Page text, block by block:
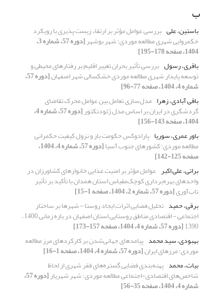
ب
باستین، علی بررسی عوامل مؤثر بر ارتقاء زیست پذیری با رویکرد
حکمروایی شهری مطالعه موردی: شهر بوشهر [دوره 57، شماره 3،
1404، صفحه 178-195]
باقری، رسول بررسی تأثیر بحران تغییر اقلیم بر رفتارهای محیطی و
توسعه پایدار شهری مطالعه موردی خشکسالی شهر اصفهان [دوره 57،
شماره 4، 1404، صفحه 77-96]
باقی آبادی، زهرا مدل‌سازی تعامل بین عوامل محرک تقاضای
گردشگری در ایران بر اساس مدل ژئودتکتور [دوره 57، شماره 4،
1404، صفحه 143-156]
باور عمری، سوریا پارادوکس حکومت باز و نزول کیفیت حکمرانی
مطالعه موردی: کشورهای جنوب آسیا [دوره 57، شماره 4، 1404،
صفحه 125-142]
براتی، علی اکبر عوامل مؤثر بر امنیت غذایی خانوارهای کشاورزان در
واحدهای بهره‌برداری کوچک‌مقیاس استان همدان با تأکید بر تأثیر
تاب‌آوری[دوره 57، شماره 2، 1404، صفحه 1-15]
برقی، حمید تحلیل فضایی اثرات ایجاد روستا - شهرها بر ساختار
اجتماعی - اقتصادی مناطق روستایی استان اصفهان در بازه زمانی 1400 –
1390[دوره 57، شماره 4، 1404، صفحه 157-173]
بهبودی، سید محمد پیامدهای جهانی‌شدن بر کارکردهای مرز مطالعه
موردی: مرزهای ایران[دوره 57، شماره 4، 1404، صفحه 1-16]
بیات، محمد پهنه‌بندی فضایی گستره‌های فقر شهری از لحاظ
شاخص‌های اقتصادی-اجتماعی مطالعه موردی: شهر شهریار [دوره 57،
شماره 4، 1404، صفحه 35-56]